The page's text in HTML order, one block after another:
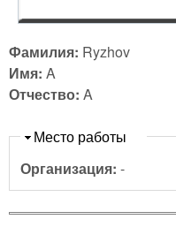
Фамилия: Ryzhov
Имя: A
Отчество: A
Скрыть
Место работы
Организация: -